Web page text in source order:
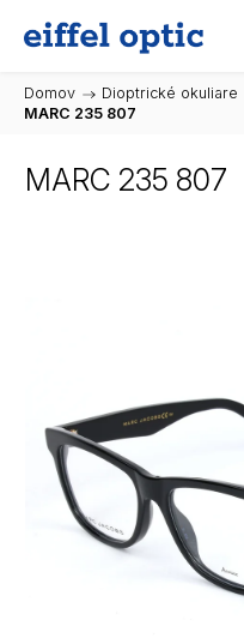
Domov / Dioptrické okuliare
MARC 235 807
MARC 235 807